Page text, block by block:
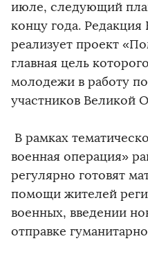
июле, следующий
концу года.
реализует проект
главная цель
молодежи в работу
участников Великой
В рамках
военная операция»
регулярно готовят
помощи жителей
военных, введении
отправке